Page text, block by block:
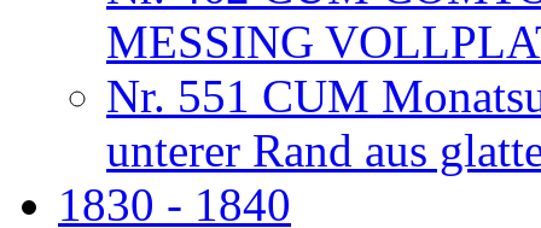
MESSING
Nr. 551 CUM
unterer Rand aus
1830 - 1840